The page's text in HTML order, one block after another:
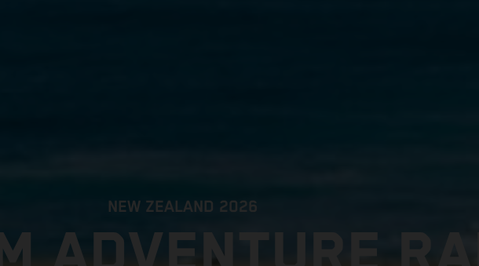
NEW ZEALAND 2026